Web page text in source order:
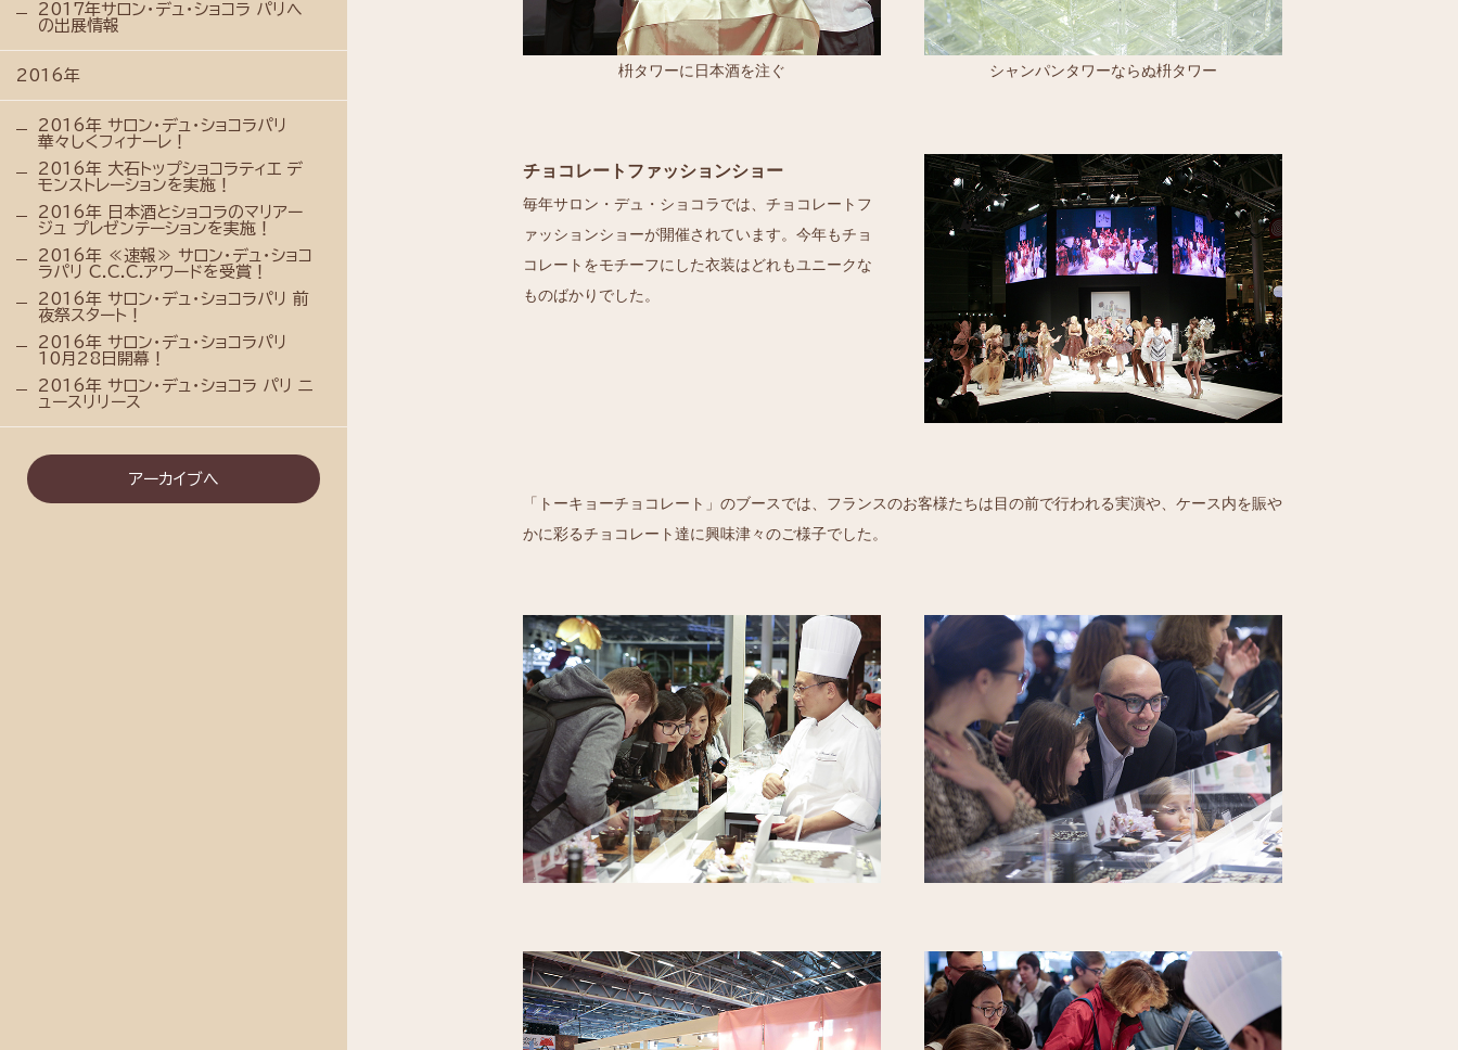
2017年サロン・デュ・ショコラ パリへ
の出展情報
2016年
2016年 サロン・デュ・ショコラパリ
華々しくフィナーレ！
2016年 大石トップショコラティエ デ
モンストレーションを実施！
2016年 日本酒とショコラのマリアー
ジュ プレゼンテーションを実施！
2016年 ≪速報≫ サロン・デュ・ショコ
ラパリ C.C.C.アワードを受賞！
2016年 サロン・デュ・ショコラパリ 前
夜祭スタート！
2016年 サロン・デュ・ショコラパリ
10月28日開幕！
2016年 サロン・デュ・ショコラ パリ ニ
ュースリリース
アーカイブへ
枡タワーに日本酒を注ぐ シャンパンタワーならぬ枡タワー
チョコレートファッションショー
毎年サロン・デュ・ショコラでは、チョコレートフ
ァッションショーが開催されています。今年もチョ
コレートをモチーフにした衣装はどれもユニークな
ものばかりでした。
「トーキョーチョコレート」のブースでは、フランスのお客様たちは目の前で行われる実演や、ケース内を賑や
かに彩るチョコレート達に興味津々のご様子でした。